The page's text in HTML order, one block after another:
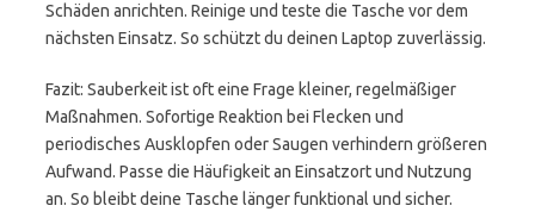
Schäden anrichten. Reinige und teste die Tasche vor dem
nächsten Einsatz. So schützt du deinen Laptop zuverlässig.
Fazit: Sauberkeit ist oft eine Frage kleiner, regelmäßiger
Maßnahmen. Sofortige Reaktion bei Flecken und
periodisches Ausklopfen oder Saugen verhindern größeren
Aufwand. Passe die Häufigkeit an Einsatzort und Nutzung
an. So bleibt deine Tasche länger funktional und sicher.